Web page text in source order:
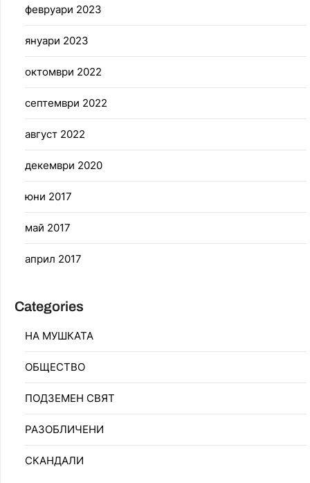
февруари 2023
януари 2023
октомври 2022
септември 2022
август 2022
декември 2020
юни 2017
май 2017
април 2017
Categories
НА МУШКАТА
ОБЩЕСТВО
ПОДЗЕМЕН СВЯТ
РАЗОБЛИЧЕНИ
СКАНДАЛИ